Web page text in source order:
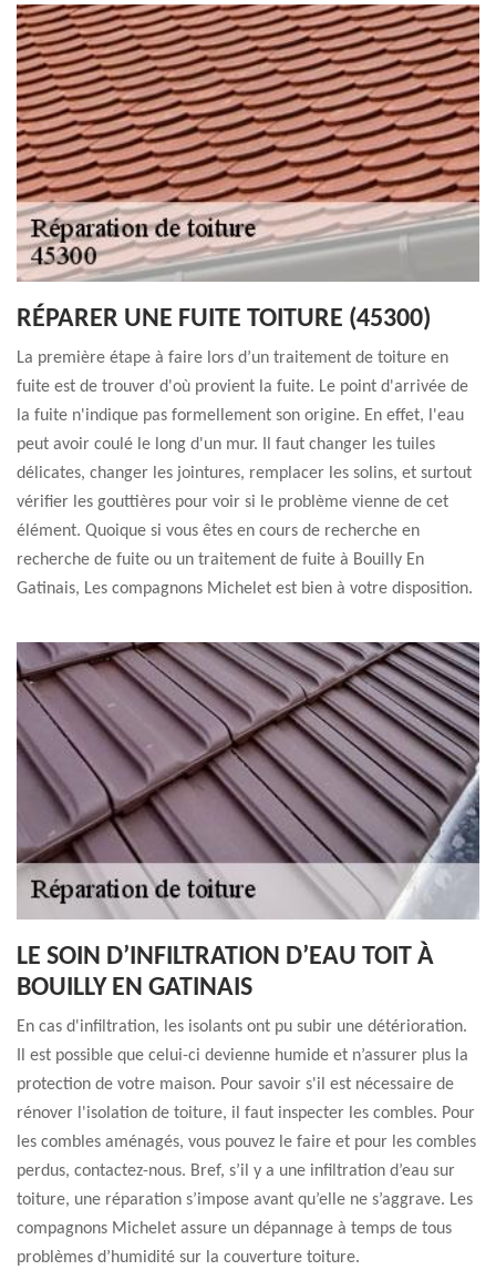
RÉPARER UNE FUITE TOITURE (45300)
La première étape à faire lors d’un traitement de toiture en
fuite est de trouver d'où provient la fuite. Le point d'arrivée de
la fuite n'indique pas formellement son origine. En effet, l'eau
peut avoir coulé le long d'un mur. Il faut changer les tuiles
délicates, changer les jointures, remplacer les solins, et surtout
vérifier les gouttières pour voir si le problème vienne de cet
élément. Quoique si vous êtes en cours de recherche en
recherche de fuite ou un traitement de fuite à Bouilly En
Gatinais, Les compagnons Michelet est bien à votre disposition.
LE SOIN D’INFILTRATION D’EAU TOIT À
BOUILLY EN GATINAIS
En cas d'infiltration, les isolants ont pu subir une détérioration.
Il est possible que celui-ci devienne humide et n’assurer plus la
protection de votre maison. Pour savoir s'il est nécessaire de
rénover l'isolation de toiture, il faut inspecter les combles. Pour
les combles aménagés, vous pouvez le faire et pour les combles
perdus, contactez-nous. Bref, s’il y a une infiltration d’eau sur
toiture, une réparation s’impose avant qu’elle ne s’aggrave. Les
compagnons Michelet assure un dépannage à temps de tous
problèmes d’humidité sur la couverture toiture.